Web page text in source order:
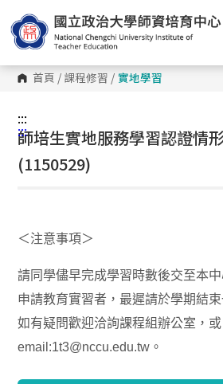
首頁 / 課程修習 / 實地學習
:::
:::
師培生實地服務學習認證情
(1150529)
＜注意事項＞
請同學儘早完成學習時數後交至本
申請教育實習者，最遲請於學期結束
如有疑問歡迎洽詢課程組辦公室，或
email:1t3@nccu.edu.tw。